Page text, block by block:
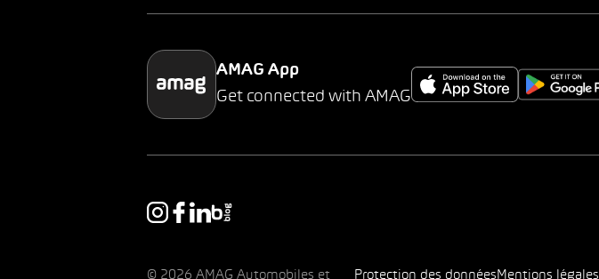
AMAG App
Get connected with AMAG
© 2026 AMAG Automobiles et Protection des données Mentions légales